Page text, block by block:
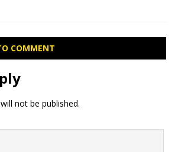
COMMENT
not be published.